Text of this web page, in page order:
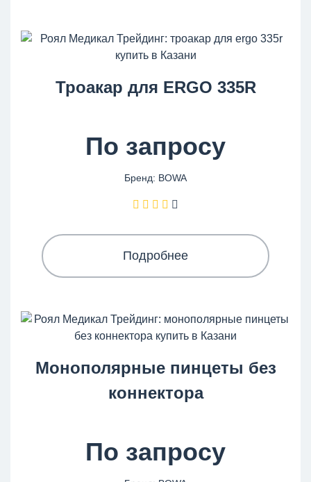
Троакар для ERGO 335R
По запросу
Бренд: BOWA
Подробнее
Монополярные пинцеты без
коннектора
По запросу